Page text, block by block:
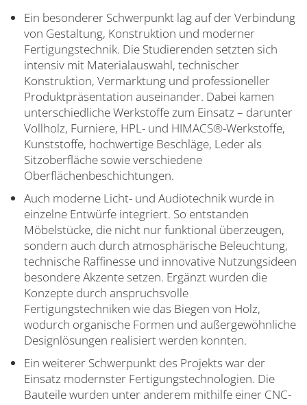
Ein besonderer Schwerpunkt lag auf der Verbindung
von Gestaltung, Konstruktion und moderner
Fertigungstechnik. Die Studierenden setzten sich
intensiv mit Materialauswahl, technischer
Konstruktion, Vermarktung und professioneller
Produktpräsentation auseinander. Dabei kamen
unterschiedliche Werkstoffe zum Einsatz – darunter
Vollholz, Furniere, HPL- und HIMACS®-Werkstoffe,
Kunststoffe, hochwertige Beschläge, Leder als
Sitzoberfläche sowie verschiedene
Oberflächenbeschichtungen.
Auch moderne Licht- und Audiotechnik wurde in
einzelne Entwürfe integriert. So entstanden
Möbelstücke, die nicht nur funktional überzeugen,
sondern auch durch atmosphärische Beleuchtung,
technische Raffinesse und innovative Nutzungsideen
besondere Akzente setzen. Ergänzt wurden die
Konzepte durch anspruchsvolle
Fertigungstechniken wie das Biegen von Holz,
wodurch organische Formen und außergewöhnliche
Designlösungen realisiert werden konnten.
Ein weiterer Schwerpunkt des Projekts war der
Einsatz modernster Fertigungstechnologien. Die
Bauteile wurden unter anderem mithilfe einer CNC-